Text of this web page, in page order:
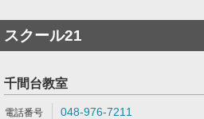
スクール21
千間台教室
048-976-7211